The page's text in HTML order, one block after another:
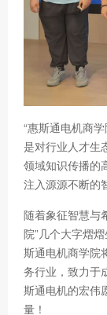
“惠斯通电机商
是对行业人才生
领域知识传播的
注入源源不断的
随着象征智慧与
院”几个大字熠
斯通电机商学院
务行业，致力于
斯通电机的宏伟
量！